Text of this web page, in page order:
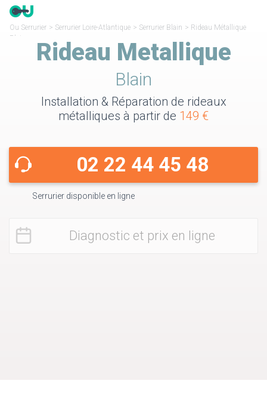
Ou Serrurier > Serrurier Loire-Atlantique > Serrurier Blain > Rideau Métallique
Blain
Rideau Metallique
Blain
Installation & Réparation de rideaux
métalliques à partir de 149 €
02 22 44 45 48
Serrurier disponible en ligne
Diagnostic et prix en ligne